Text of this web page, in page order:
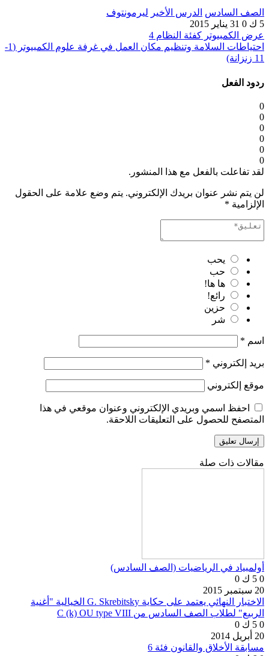
الصف السادس الدرس الأخير ليرمونتوف
5 ك
0 31 يناير 2015
عرض الكمبيوتر كفئة النظام 4
احتياطات السلامة وتنظيم مكان العمل في غرفة علوم الكمبيوتر (1-
11 زنزانة)
ردود الفعل
0
0
0
0
0
0
لقد تفاعلت بالفعل مع هذا المنشور.
لن يتم نشر عنوان بريدك الإلكتروني. يتم وضع علامة على الحقول
الإلزامية *
يحب
حب
ها ها!
رائع!
حزين
شر
اسم *
بريد إلكتروني *
موقع إلكتروني
احفظ اسمي وبريدي الإلكتروني وعنوان موقعي في هذا
المتصفح للحصول على التعليقات اللاحقة.
مقالات ذات صلة
أولمبياد في الرياضيات (الصف السادس)
0 5 ك
0
20 سبتمبر 2015
الاختبار النهائي يعتمد على حكاية G. Skrebitsky الخيالية "أغنية
الربيع" لطلاب الصف السادس من C (k) OU type VIII
0 5 ك
0
20 أبريل 2014
مسابقة الأخلاق والقانون فئة 6